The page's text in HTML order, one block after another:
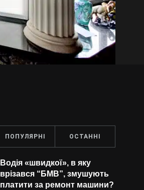
ПОПУЛЯРНІ ОСТАННІ
Водія «швидкої», в яку
врізався “БMВ”, змушують
платити за ремонт машини?